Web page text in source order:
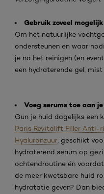
Gebruik zoveel
Om het natuurlijke
ondersteunen en waar
je na het reinigen (en
een hydraterende gel,
Voeg serums toe aan
Gun je huid dagelijks een
Paris Revitalift Filler Anti-
Hyaluronzuur , geschikt
hydraterend serum op
ochtendroutine én
de meer kwetsbare huid
hydratatie geven? Dan